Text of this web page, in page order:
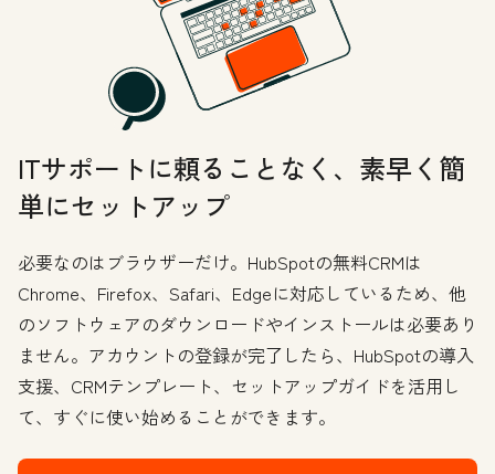
ITサポートに頼ることなく、素早く簡
単にセットアップ
必要なのはブラウザーだけ。HubSpotの無料CRMは
Chrome、Firefox、Safari、Edgeに対応しているため、他
のソフトウェアのダウンロードやインストールは必要あり
ません。アカウントの登録が完了したら、HubSpotの導入
支援、CRMテンプレート、セットアップガイドを活用し
て、すぐに使い始めることができます。